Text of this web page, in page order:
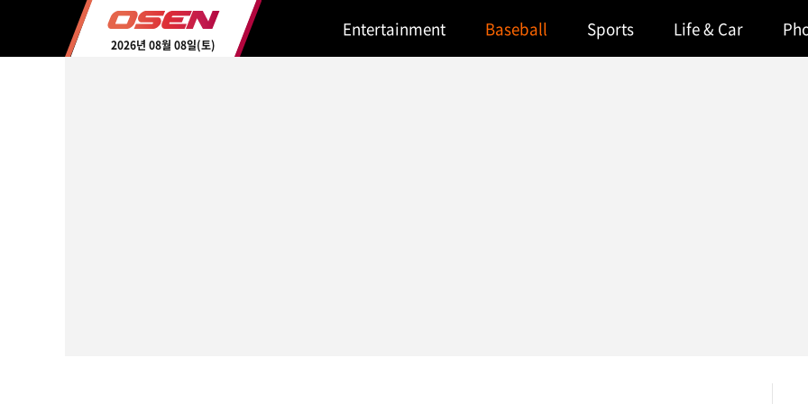
2026년 08월 08일(토)
Entertainment Baseball Sports Life & Car